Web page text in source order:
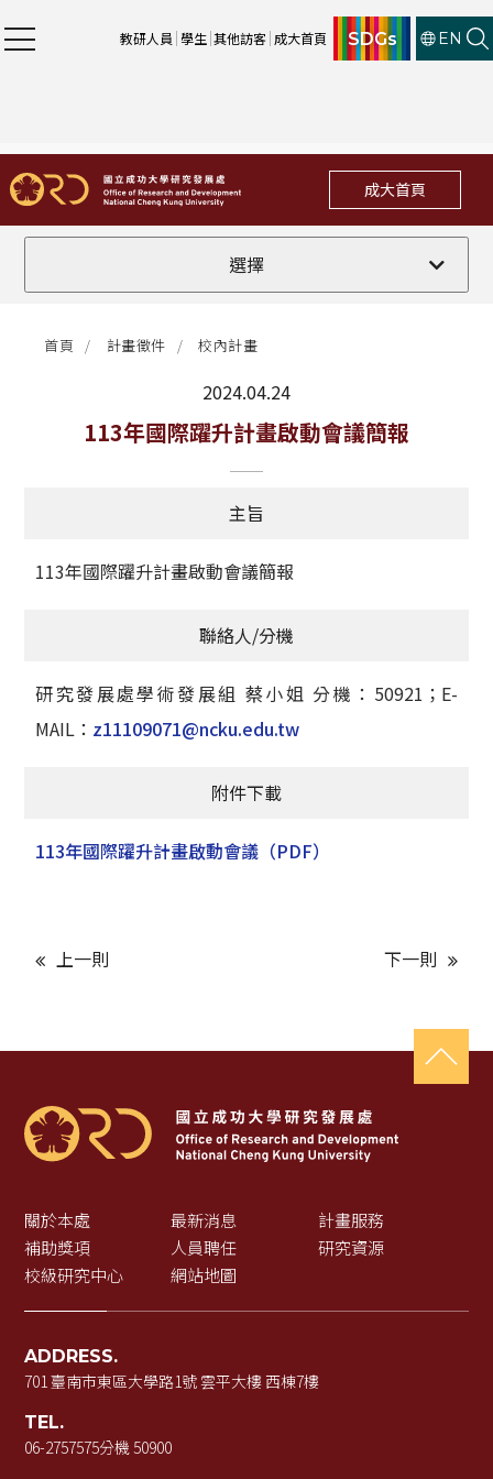
教研人員 學生 其他訪客 成大首頁 SDGs EN
成大首頁
選擇
全部
法規修訂
補助獎項
獲獎名單
活動訊息
學術榮譽
其他
活動花絮
首頁 計畫徵件 校內計畫
2024.04.24
最新消息
113年國際躍升計畫啟動會議簡報
主旨
113年國際躍升計畫啟動會議簡報
聯絡人/分機
研究發展處學術發展組 蔡小姐 分機：50921；E-
MAIL： z11109071@ncku.edu.tw
附件下載
113年國際躍升計畫啟動會議 （PDF）
上一則 下一則
關於本處 最新消息
計畫服務
補助獎項
人員聘任
研究資源
校級研究中心
網站地圖
ADDRESS.
701 臺南市東區大學路1號 雲平大樓 西棟7樓
TEL.
06-2757575分機 50900